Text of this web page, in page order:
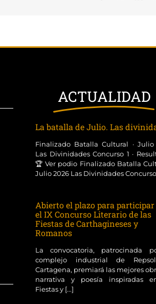
ACTUALIDAD
La batalla de Julio. Las
Finalizado Batalla Cultural · Julio
Las Divinidades Concurso 1 ·
🏆 Ver podio Finalizado Batalla
Julio 2026 Las Divinidades Concurso
Abierto el plazo para participar
el IX Concurso Literario de las
Fiestas de Carthagineses y
Romanos
La convocatoria, patrocinada
complejo industrial de
Cartagena, premiará las mejores
narrativa y poesía inspiradas
Fiestas y [...]